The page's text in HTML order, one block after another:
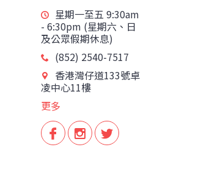
星期一至五 9:30am
- 6:30pm (星期六、日
及公眾假期休息)
(852) 2540-7517
香港灣仔道133號卓
凌中心11樓
更多